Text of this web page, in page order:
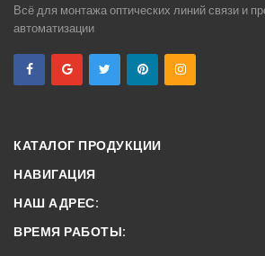
Всё для монтажа оптических линий связи и
автоматизации
КАТАЛОГ ПРОДУКЦИИ
НАВИГАЦИЯ
НАШ АДРЕС:
ВРЕМЯ РАБОТЫ: